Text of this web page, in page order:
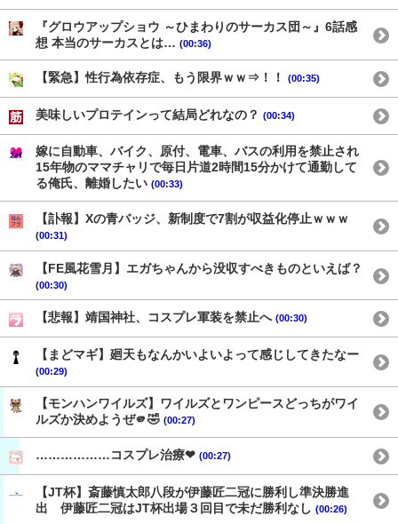
『グロウアップショウ ～ひまわりのサーカス団～』6話感
想 本当のサーカスとは… (00:36)
【緊急】性行為依存症、もう限界ｗｗ⇒！！ (00:35)
美味しいプロテインって結局どれなの？ (00:34)
嫁に自動車、バイク、原付、電車、バスの利用を禁止され
15年物のママチャリで毎日片道2時間15分かけて通勤して
る俺氏、離婚したい (00:33)
【訃報】Xの青バッジ、新制度で7割が収益化停止ｗｗｗ
(00:31)
【FE風花雪月】エガちゃんから没収すべきものといえば？
(00:30)
【悲報】靖国神社、コスプレ軍装を禁止へ (00:30)
【まどマギ】廻天もなんかいよいよって感じしてきたなー
(00:29)
【モンハンワイルズ】ワイルズとワンピースどっちがワイ
ルズか決めようぜ🫵🤣 (00:27)
………………コスプレ治療❤ (00:27)
【JT杯】斎藤慎太郎八段が伊藤匠二冠に勝利し準決勝進
出 伊藤匠二冠はJT杯出場３回目で未だ勝利なし (00:26)